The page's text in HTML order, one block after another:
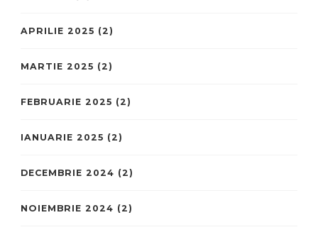
APRILIE 2025 (2)
MARTIE 2025 (2)
FEBRUARIE 2025 (2)
IANUARIE 2025 (2)
DECEMBRIE 2024 (2)
NOIEMBRIE 2024 (2)